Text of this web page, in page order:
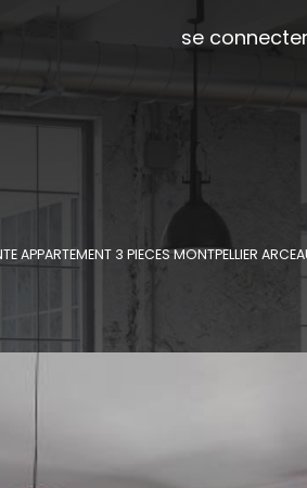
se connecter
APPARTEMENT 3 PIECES MONTPELLIER